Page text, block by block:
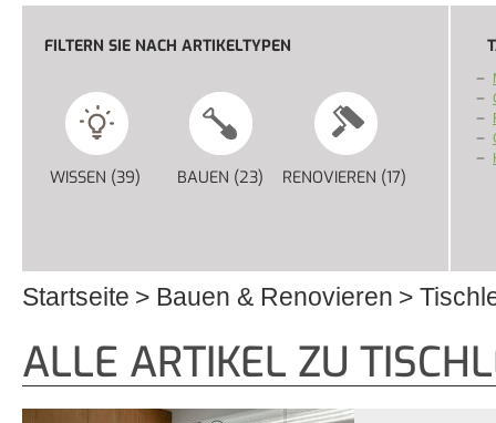
FILTERN SIE NACH ARTIKELTYPEN
WISSEN (39) APPLY WISSEN FILTER
BAUEN (23) APPLY BAUEN FILTER
RENOVIEREN (17)
Startseite Bauen & Renovieren
ALLE ARTIKEL ZU